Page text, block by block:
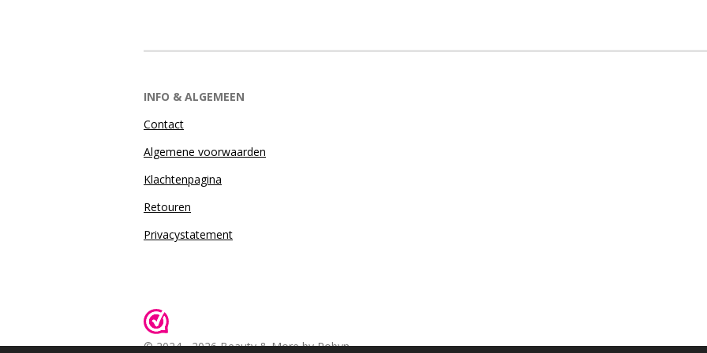
INFO & ALGEMEEN
Contact
Algemene voorwaarden
Klachtenpagina
Retouren
Privacystatement
© 2024 - 2026 Beauty & More by Robyn